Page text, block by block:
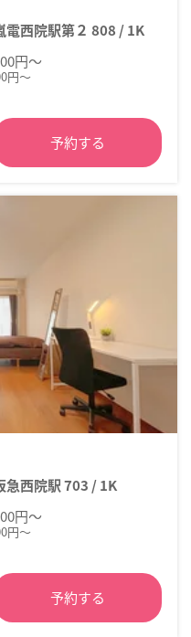
西院駅第２ 808 / 1K
円～
円～
予約する
西院駅 703 / 1K
円～
円～
予約する